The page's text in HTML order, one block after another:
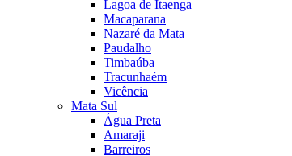
Lagoa de Itaenga
Macaparana
Nazaré da Mata
Paudalho
Timbaúba
Tracunhaém
Vicência
Mata Sul
Água Preta
Amaraji
Barreiros